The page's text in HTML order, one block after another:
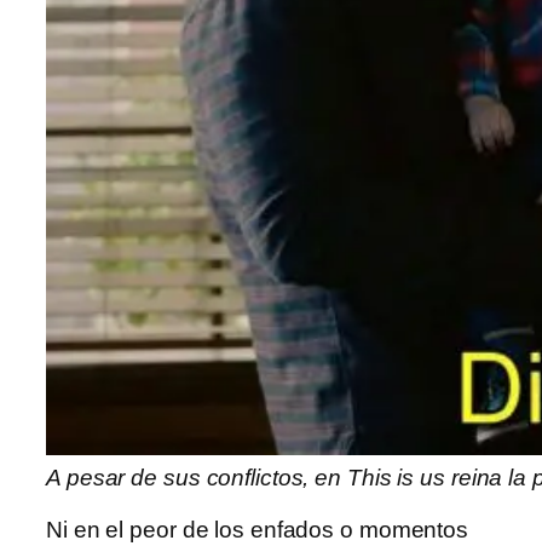
A pesar de sus conflictos, en This is us reina la
Ni en el peor de los enfados o momentos